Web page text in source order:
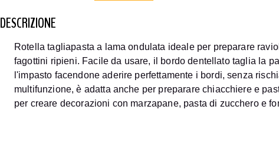
DESCRIZIONE
Rotella tagliapasta a lama ondulata ideale per preparare
fagottini ripieni. Facile da usare, il bordo dentellato taglia la
l'impasto facendone aderire perfettamente i bordi, senza
multifunzione, è adatta anche per preparare chiacchiere e
per creare decorazioni con marzapane, pasta di zucchero e